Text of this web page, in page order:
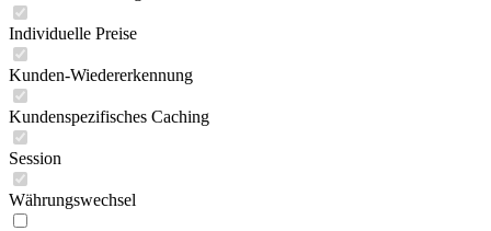
Individuelle Preise
Kunden-Wiedererkennung
Kundenspezifisches Caching
Session
Währungswechsel